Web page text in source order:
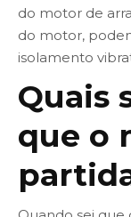
do motor de
do motor,
isolamento
Quais
que o